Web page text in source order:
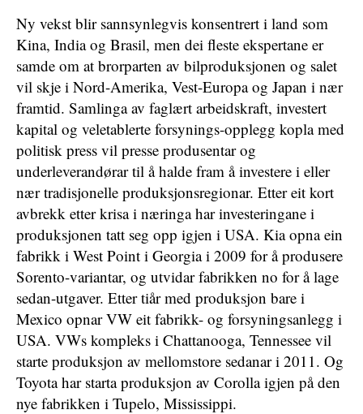
Ny vekst blir sannsynlegvis konsentrert i land som
Kina, India og Brasil, men dei fleste ekspertane er
samde om at brorparten av bilproduksjonen og salet
vil skje i Nord-Amerika, Vest-Europa og Japan i nær
framtid. Samlinga av faglært arbeidskraft, investert
kapital og veletablerte forsynings-opplegg kopla med
politisk press vil presse produsentar og
underleverandørar til å halde fram å investere i eller
nær tradisjonelle produksjonsregionar. Etter eit kort
avbrekk etter krisa i næringa har investeringane i
produksjonen tatt seg opp igjen i USA. Kia opna ein
fabrikk i West Point i Georgia i 2009 for å produsere
Sorento-variantar, og utvidar fabrikken no for å lage
sedan-utgaver. Etter tiår med produksjon bare i
Mexico opnar VW eit fabrikk- og forsyningsanlegg i
USA. VWs kompleks i Chattanooga, Tennessee vil
starte produksjon av mellomstore sedanar i 2011. Og
Toyota har starta produksjon av Corolla igjen på den
nye fabrikken i Tupelo, Mississippi.